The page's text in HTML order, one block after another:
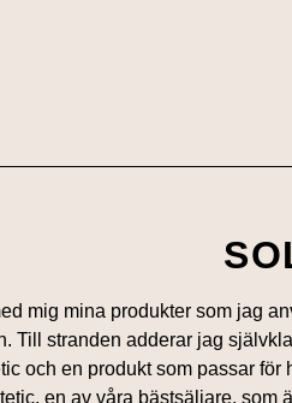
mig mina produkter som jag
Till stranden adderar jag
och en produkt som passar för
en av våra bästsäljare, som